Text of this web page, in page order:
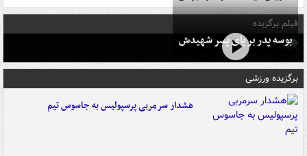
فیلم برگزیده
بوسه‌ پدر بر پای پسر شهیدش
برگزیده ورزشی
هشدار سرمربی پرسپولیس به جاسوس تیم